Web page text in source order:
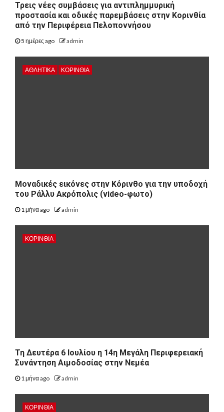
Τρεις νέες συμβάσεις για αντιπλημμυρική
προστασία και οδικές παρεμβάσεις στην Κορινθία
από την Περιφέρεια Πελοποννήσου
5 ημέρες ago admin
ΑΘΛΗΤΙΚΑ ΚΟΡΙΝΘΊΑ
Μοναδικές εικόνες στην Κόρινθο για την υποδοχή
του Ράλλυ Ακρόπολις (video-φωτο)
1 μήνα ago admin
ΚΟΡΙΝΘΊΑ
Τη Δευτέρα 6 Ιουλίου η 14η Μεγάλη Περιφερειακή
Συνάντηση Αιμοδοσίας στην Νεμέα
1 μήνα ago admin
ΚΟΡΙΝΘΊΑ